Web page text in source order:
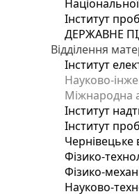
Інститут
ДЕРЖАВНЕ
Відділення
Інститут
Науково-
Міжнародна
Інститут
Інститут
Чернівецьке
Фізико-
Фізико-
Науково-